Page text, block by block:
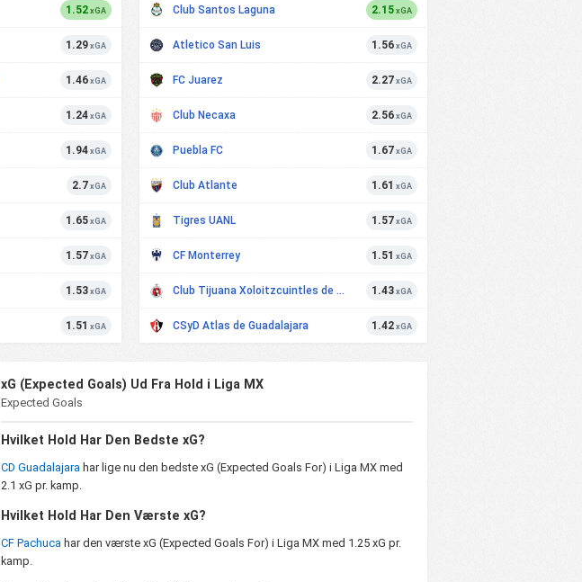
1.52 xGA
1.29 xGA
1.46 xGA
1.24 xGA
1.94 xGA
2.7 xGA
1.65 xGA
1.57 xGA
1.53 xGA
1.51 xGA
Club Santos Laguna 2.15 xGA
Atletico San Luis 1.56 xGA
FC Juarez 2.27 xGA
Club Necaxa 2.56 xGA
Puebla FC 1.67 xGA
Club Atlante 1.61 xGA
Tigres UANL 1.57 xGA
CF Monterrey 1.51 xGA
Club Tijuana Xoloitzcuintles de Caliente 1.43 xGA
CSyD Atlas de Guadalajara 1.42 xGA
xG (Expected Goals) Ud Fra Hold i Liga MX
Expected Goals
Hvilket Hold Har Den Bedste xG?
CD Guadalajara har lige nu den bedste xG (Expected Goals For) i Liga MX med
2.1 xG pr. kamp.
Hvilket Hold Har Den Værste xG?
CF Pachuca har den værste xG (Expected Goals For) i Liga MX med 1.25 xG pr.
kamp.